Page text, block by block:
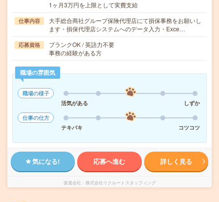
1ヶ月3万円を上限として実費支給
仕事内容
大手総合商社グループ保険代理店にて損保事務をお願いし
ます・損保代理店システムへのデータ入力・Exce…
応募資格
ブランクOK / 英語力不要
事務の経験がある方
職場の雰囲気
職場の様子
活気がある
しずか
仕事の仕方
テキパキ
コツコツ
気になる! 応募へ進む 詳しく見る
派遣会社 株式会社リクルートスタッフィング